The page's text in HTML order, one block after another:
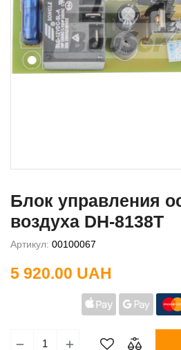
Блок управления
воздуха DH-8138Т
Артикул: 00100067
5 920.00 UAH